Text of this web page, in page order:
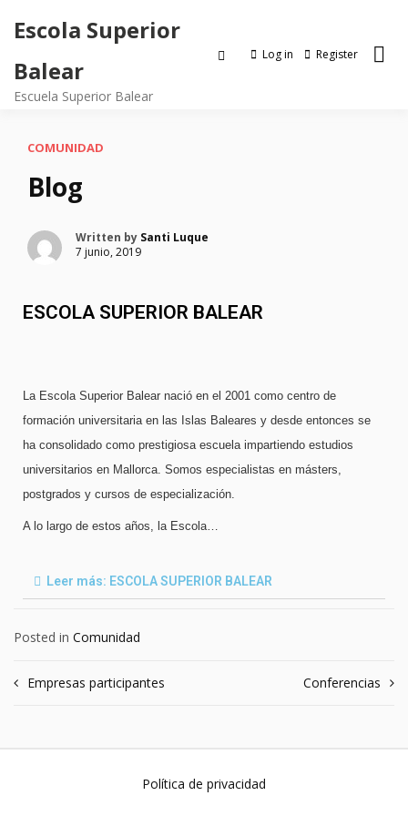
Escola Superior
Balear
Escuela Superior Balear
Log in Register
COMUNIDAD
Blog
Written by Santi Luque
7 junio, 2019
ESCOLA SUPERIOR BALEAR
La Escola Superior Balear nació en el 2001 como centro de
formación universitaria en las Islas Baleares y desde entonces se
ha consolidado como prestigiosa escuela impartiendo estudios
universitarios en Mallorca. Somos especialistas en másters,
postgrados y cursos de especialización.
A lo largo de estos años, la Escola…
Leer más: ESCOLA SUPERIOR BALEAR
Posted in Comunidad
Empresas participantes Conferencias
Política de privacidad